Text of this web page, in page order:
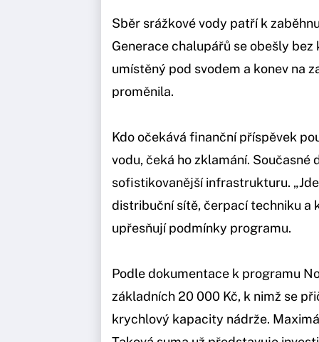
Sběr srážkové vody patří k
Generace chalupářů se obešly
umístěný pod svodem a konev na
proměnila.
Kdo očekává finanční příspěvek
vodu, čeká ho zklamání.
sofistikovanější infrastrukturu.
distribuční sítě, čerpací techniku a
upřesňují podmínky programu.
Podle dokumentace k programu
základních 20 000 Kč, k nimž se
krychlový kapacity nádrže.